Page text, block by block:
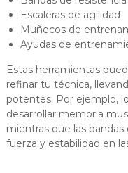
Escaleras de agilidad
Muñecos de
Ayudas de
Estas herramientas
refinar tu técnica,
potentes. Por ejemplo,
desarrollar memoria
mientras que las
fuerza y estabilidad en